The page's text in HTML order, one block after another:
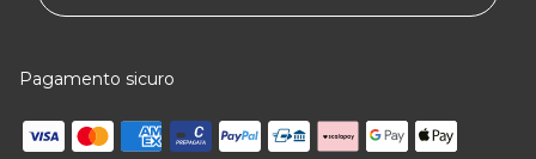
Pagamento sicuro